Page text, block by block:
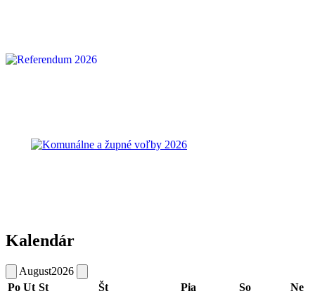
Kalendár
August2026
Po Ut St Št Pia So Ne